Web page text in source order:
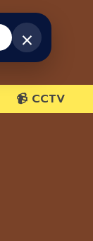
📹 CCTV
×